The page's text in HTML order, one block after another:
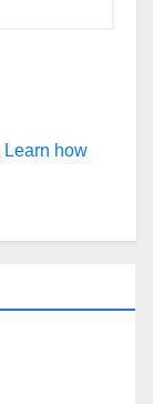
Learn how